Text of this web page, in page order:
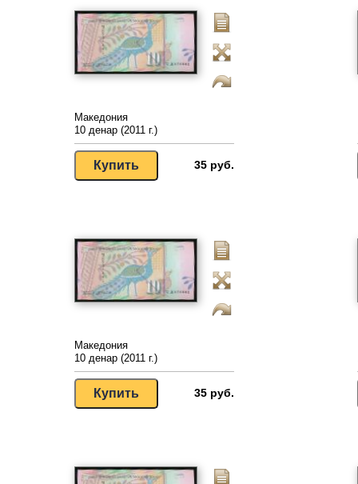
Македония
10 денар (2011 г.)
35 руб.
Македония
10 денар (2011 г.)
35 руб.